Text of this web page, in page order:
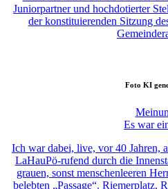
Juniorpartner und hochdotierter
der konstituierenden Sitzung
Foto KI
Es war
Ich war dabei, live, vor 40 Jahren,
LaHauPö-rufend durch die
grauen, sonst menschenleeren
belebten „Passage“. Riemerplatz,